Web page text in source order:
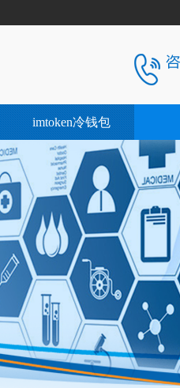
imtoken冷钱包